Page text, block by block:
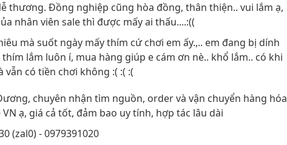
thương. Đồng nghiệp cũng hòa đồng, thân thiện.. vui lắm ạ,
nhân viên sale thì được mấy ai thấu....:((
mà suốt ngày mấy thím cứ chơi em ấy.,.. em đang bị dính
thím lắm luôn í, mua hàng giúp e cám ơn nè.. khổ lắm.. có khi
vẫn có tiền chơi không :( :( :(
chuyên nhận tìm nguồn, order và vận chuyển hàng hóa
ạ, giá cả tốt, đảm bao uy tính, hợp tác lâu dài
(zal0) - 0979391020